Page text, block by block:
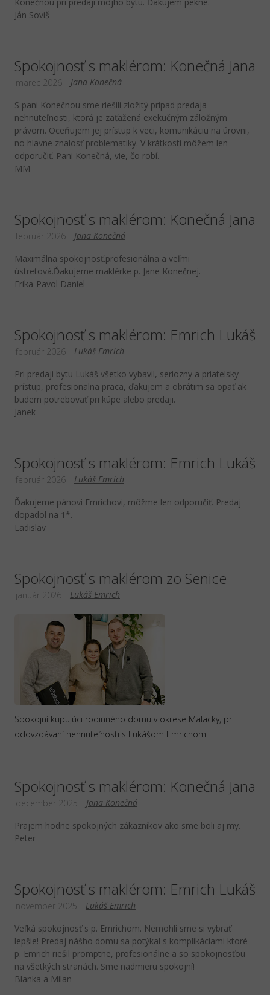
Ján Soviš
Spokojnosť s maklérom: Konečná Jana
Jana Konečná
marec 2026
S pani Konečnou sme riešili zložitý prípad predaja
nehnuteľnosti, ktorá je zaťažená exekučným záložným
právom. Oceňujem jej prístup k veci, komunikáciu na úrovni,
no hlavne znalosť problematiky. V krátkosti môžem len
odporučiť. Pani Konečná, vie, čo robí.
MM
Spokojnosť s maklérom: Konečná Jana
Jana Konečná
február 2026
Maximálna spokojnosť.profesionálna a veľmi
ústretová.Ďakujeme maklérke p. Jane Konečnej.
Erika-Pavol Daniel
Spokojnosť s maklérom: Emrich Lukáš
Lukáš Emrich
február 2026
Pri predaji bytu Lukáš všetko vybavil, seriozny a priatelsky
prístup, profesionalna praca, ďakujem a obrátim sa opäť ak
budem potrebovať pri kúpe alebo predaji.
Janek
Spokojnosť s maklérom: Emrich Lukáš
Lukáš Emrich
február 2026
Ďakujeme pánovi Emrichovi, môžme len odporučiť. Predaj
dopadol na 1*.
Ladislav
Spokojnosť s maklérom zo Senice
Lukáš Emrich
január 2026
Spokojní kupujúci rodinného domu v okrese Malacky, pri
odovzdávaní nehnuteľnosti s Lukášom Emrichom.
Spokojnosť s maklérom: Konečná Jana
Jana Konečná
december 2025
Prajem hodne spokojných zákazníkov ako sme boli aj my.
Peter
Spokojnosť s maklérom: Emrich Lukáš
Lukáš Emrich
november 2025
Veľká spokojnosť s p. Emrichom. Nemohli sme si vybrať
lepšie! Predaj nášho domu sa potýkal s komplikáciami ktoré
p. Emrich riešil promptne, profesionálne a so spokojnosťou
na všetkých stranách. Sme nadmieru spokojní!
Blanka a Milan